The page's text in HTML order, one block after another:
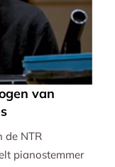
van
de NTR
pianostemmer